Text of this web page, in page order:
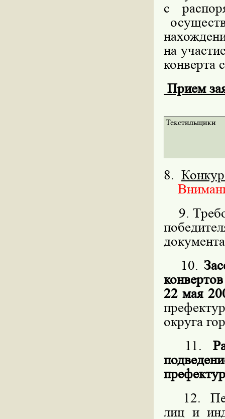
с
на
конверта
Прием
Текстильщики
8.
9.
10.
22 мая
округа
11.
12.
лиц и